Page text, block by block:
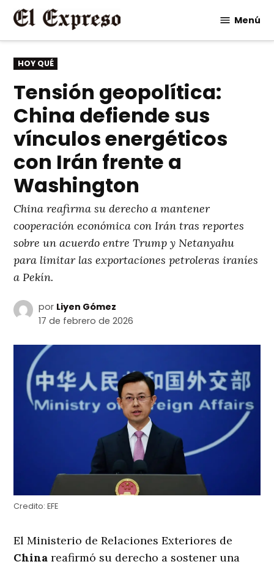
Saltar
contenido
Menú
PUBLICADO
EN
HOY QUÉ
Tensión geopolítica:
China defiende sus
vínculos energéticos
con Irán frente a
Washington
China reafirma su derecho a mantener
cooperación económica con Irán tras reportes
sobre un acuerdo entre Trump y Netanyahu
para limitar las exportaciones petroleras iraníes
a Pekín.
por Liyen Gómez
17 de febrero de 2026
Credito: EFE
El Ministerio de Relaciones Exteriores de
China reafirmó su derecho a sostener una